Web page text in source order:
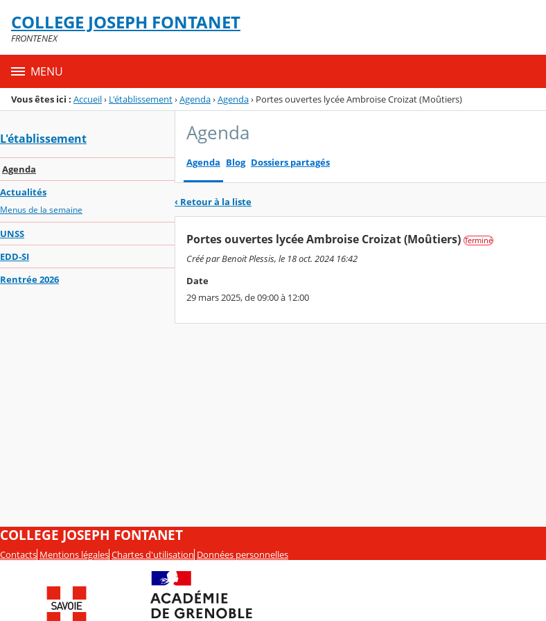
Menu de la rubrique
Contenu
COLLEGE JOSEPH FONTANET
FRONTENEX
MENU
Vous êtes ici : Accueil› L'établissement›Agenda›Agenda› Portes ouvertes lycée Ambroise Croizat (Moûtiers)
L'établissement
Agenda
Actualités
Menus de la semaine
UNSS
EDD-SI
Rentrée 2026
Agenda
Agenda Blog Dossiers partagés
‹ Retour à la liste
Portes ouvertes lycée Ambroise Croizat (Moûtiers) Terminé
Créé par Benoit Plessis, le 18 oct. 2024 16:42
Date
29 mars 2025, de 09:00 à 12:00
COLLEGE JOSEPH FONTANET
Contacts Mentions légales Chartes d'utilisation Données personnelles